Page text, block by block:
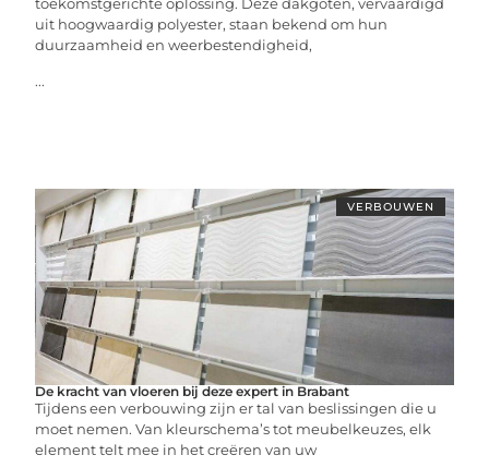
uit hoogwaardig polyester, staan bekend om hun
duurzaamheid en weerbestendigheid,
...
VERBOUWEN
De kracht van vloeren bij deze expert in Brabant
Tijdens een verbouwing zijn er tal van beslissingen die u
moet nemen. Van kleurschema’s tot meubelkeuzes, elk
element telt mee in het creëren van uw